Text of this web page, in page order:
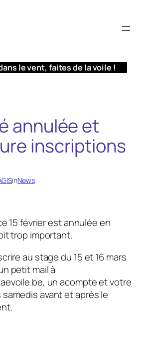
le vent, faites de la voile !
annulée et
inscriptions
inNews
15 février est annulée en
trop important.
au stage du 15 et 16 mars
petit mail à
un acompte et votre
avant et après le